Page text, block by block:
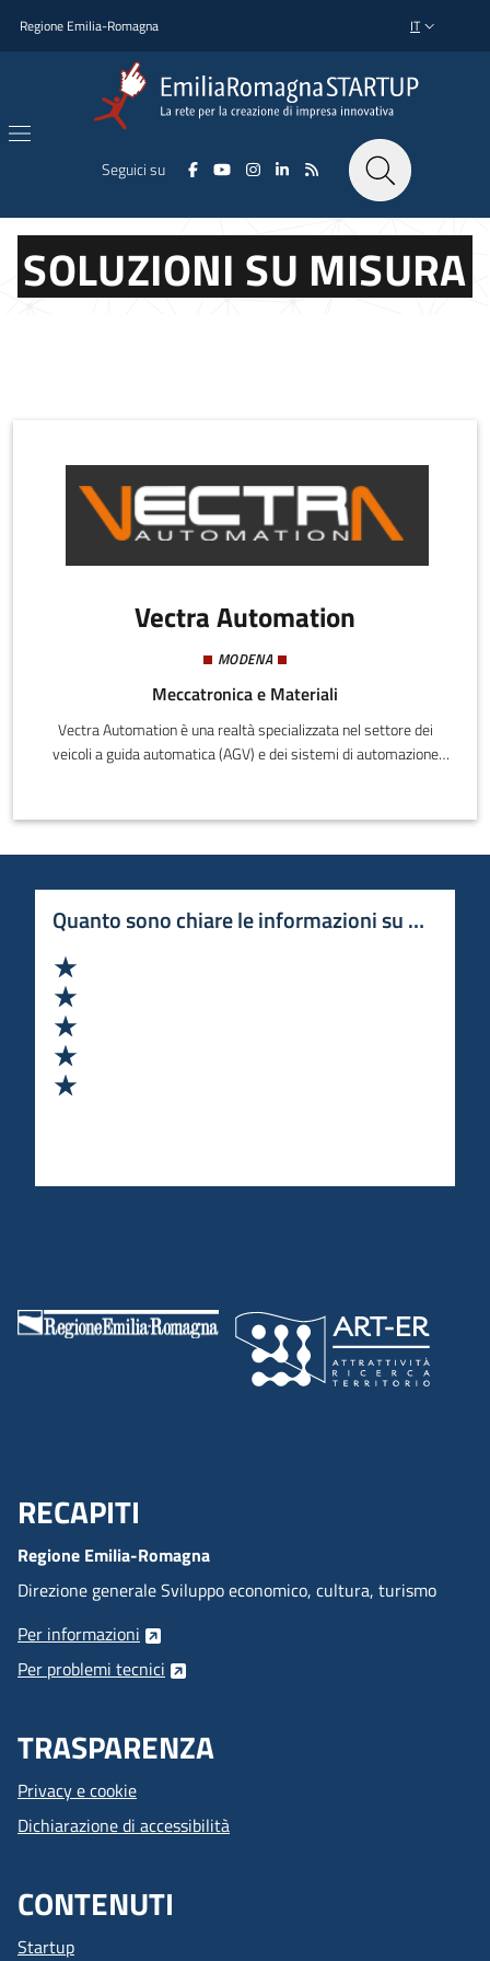
Regione Emilia-Romagna SELETTORE
IT
Seguici su
SOLUZIONI SU MISURA
Vectra Automation
MODENA
Meccatronica e Materiali
Vectra Automation è una realtà specializzata nel settore dei
veicoli a guida automatica (AGV) e dei sistemi di automazione
proprietari (AGV-TM e AGV-SV) per la gestione del traffico, la
supervisione dell’impianto e l’integrazione con i sistemi produttivi
Quanto sono chiare le informazioni su questa
Menu Footer
RECAPITI
Regione Emilia-Romagna
Direzione generale Sviluppo economico, cultura, turismo
Per informazioni
Per problemi tecnici
TRASPARENZA
Privacy e cookie
Dichiarazione di accessibilità
CONTENUTI
Startup